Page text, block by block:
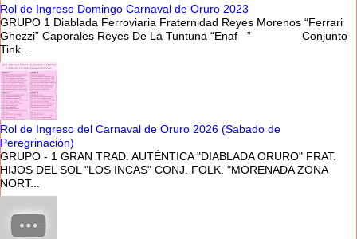
Rol de Ingreso Domingo Carnaval de Oruro 2023
GRUPO 1 Diablada Ferroviaria Fraternidad Reyes Morenos “Ferrari
Ghezzi” Caporales Reyes De La Tuntuna “Enaf ” Conjunto
Tink...
Rol de Ingreso del Carnaval de Oruro 2026 (Sabado de
Peregrinación)
GRUPO - 1 GRAN TRAD. AUTÉNTICA "DIABLADA ORURO" FRAT.
HIJOS DEL SOL "LOS INCAS" CONJ. FOLK. "MORENADA ZONA
NORT...